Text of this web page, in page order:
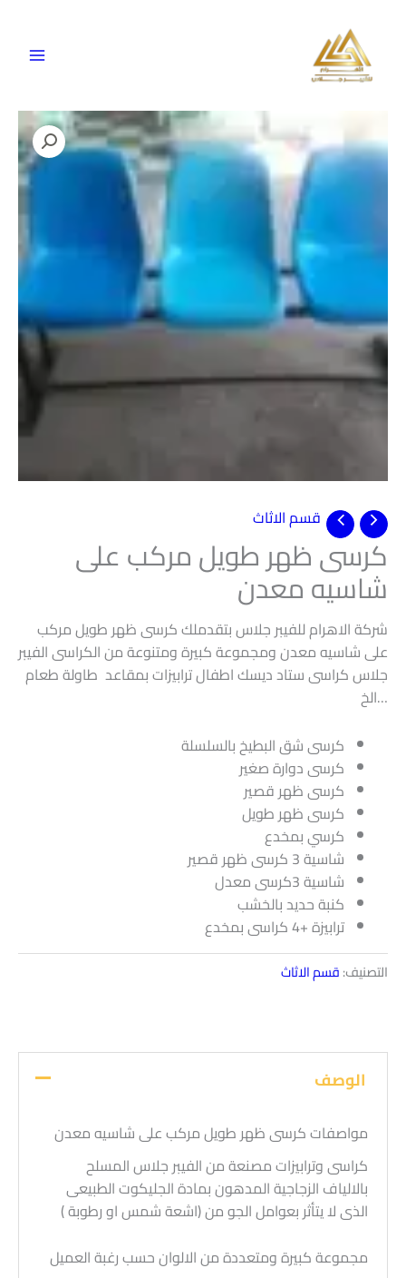
المحتوى
قسم الاثاث
كرسى ظهر طويل مركب على
شاسيه معدن
شركة الاهرام للفيبر جلاس بتقدملك كرسى ظهر طويل مركب
على شاسيه معدن ومجموعة كبيرة ومتنوعة من الكراسى الفيبر
جلاس كراسى ستاد ديسك اطفال ترابيزات بمقاعد طاولة طعام
…الخ
كرسى شق البطيخ بالسلسلة
كرسى دوارة صغير
كرسى ظهر قصير
كرسى ظهر طويل
كرسي بمخدع
شاسية 3 كرسى ظهر قصير
شاسية 3كرسى معدل
كنبة حديد بالخشب
ترابيزة +4 كراسى بمخدع
التصنيف:قسم الاثاث
الوصف
مواصفات كرسى ظهر طويل مركب على شاسيه معدن
كراسى وترابيزات مصنعة من الفيبر جلاس المسلح
بالالياف الزجاجية المدهون بمادة الجليكوت الطبيعى
الذى لا يتأثر بعوامل الجو من (اشعة شمس او رطوبة )
مجموعة كبيرة ومتعددة من الالوان حسب رغبة العميل